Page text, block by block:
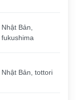
Nhật Bản,
fukushima
Nhật Bản, tottori